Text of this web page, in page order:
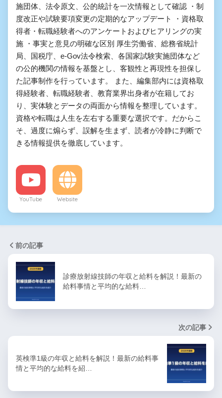
施団体、法令原文、公的統計を一次情報として確認 ・制
度改正や試験要項変更の定期的なアップデート ・資格取
得者・転職経験者へのアンケートおよびヒアリングの実
施 ・事実と意見の明確な区別 厚生労働省、総務省統計
局、国税庁、e-Gov法令検索、各国家試験実施団体など
の公的機関の情報を基盤とし、客観性と再現性を担保し
た記事制作を行っています。 また、編集部内には資格取
得経験者、転職経験者、教育業界出身者が在籍してお
り、実体験とデータの両面から情報を整理しています。
資格や転職は人生を左右する重要な選択です。だからこ
そ、過度に煽らず、誤解を生まず、読者が冷静に判断で
きる情報提供を徹底しています。
YouTube Website
前の記事
診療放射線技師の年収と給料を解説！最新の
給料事情と平均的な給料…
次の記事
英検準1級の年収と給料を解説！最新の給料事
情と平均的な給料を紹…